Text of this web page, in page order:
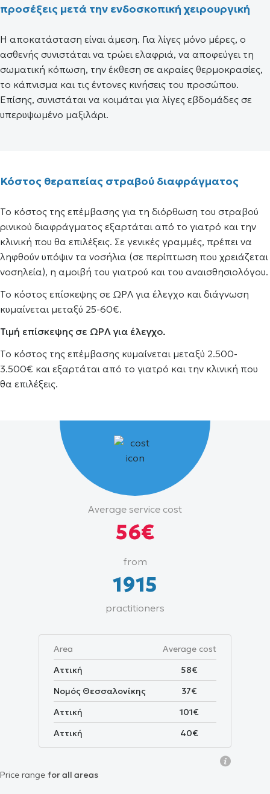
προσέξεις μετά την ενδοσκοπική χειρουργική
Η αποκατάσταση είναι άμεση. Για λίγες μόνο μέρες, ο
ασθενής συνιστάται να τρώει ελαφριά, να αποφεύγει τη
σωματική κόπωση, την έκθεση σε ακραίες θερμοκρασίες,
το κάπνισμα και τις έντονες κινήσεις του προσώπου.
Επίσης, συνιστάται να κοιμάται για λίγες εβδομάδες σε
υπερυψωμένο μαξιλάρι.
Κόστος θεραπείας στραβού διαφράγματος
Το κόστος της επέμβασης για τη διόρθωση του στραβού
ρινικού διαφράγματος εξαρτάται από το γιατρό και την
κλινική που θα επιλέξεις. Σε γενικές γραμμές, πρέπει να
ληφθούν υπόψιν τα νοσήλια (σε περίπτωση που χρειάζεται
νοσηλεία), η αμοιβή του γιατρού και του αναισθησιολόγου.
Το κόστος επίσκεψης σε ΩΡΛ για έλεγχο και διάγνωση
κυμαίνεται μεταξύ 25-60€.
Τιμή επίσκεψης σε ΩΡΛ για έλεγχο.
Το κόστος της επέμβασης κυμαίνεται μεταξύ 2.500-
3.500€ και εξαρτάται από το γιατρό και την κλινική που
θα επιλέξεις.
Average service cost
56€
from
1915
practitioners
Area
Average cost
Αττική
58€
Νομός Θεσσαλονίκης
37€
Αττική
101€
Αττική
40€
Price range for all areas